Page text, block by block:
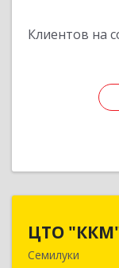
Клиентов на
ЦТО
Семилуки